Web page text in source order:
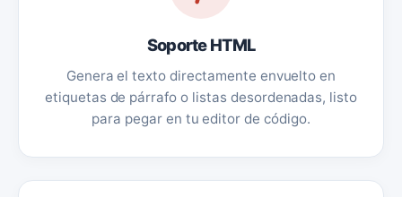
Soporte HTML
Genera el texto directamente envuelto en
etiquetas de párrafo o listas desordenadas, listo
para pegar en tu editor de código.